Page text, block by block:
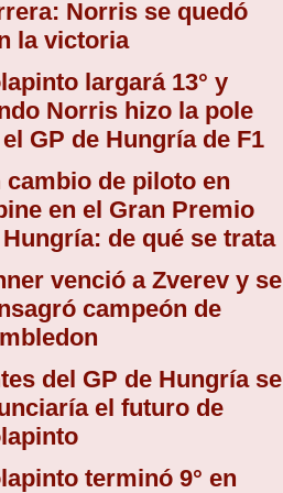
Norris se quedó
la victoria
largará 13° y
Norris hizo la pole
GP de Hungría de F1
cambio de piloto en
en el Gran Premio
de qué se trata
venció a Zverev y se
campeón de
del GP de Hungría se
el futuro de
terminó 9° en